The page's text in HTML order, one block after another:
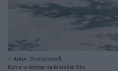
Autor: Shutterstock
Konie w drodze na Morskie Oko